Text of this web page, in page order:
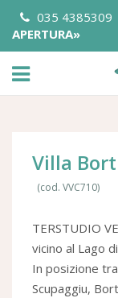
035 4385309
APERTURA»
Villa
(cod. VVC710)
TERSTUDIO
vicino al Lago
In posizione
Scupaggiu,